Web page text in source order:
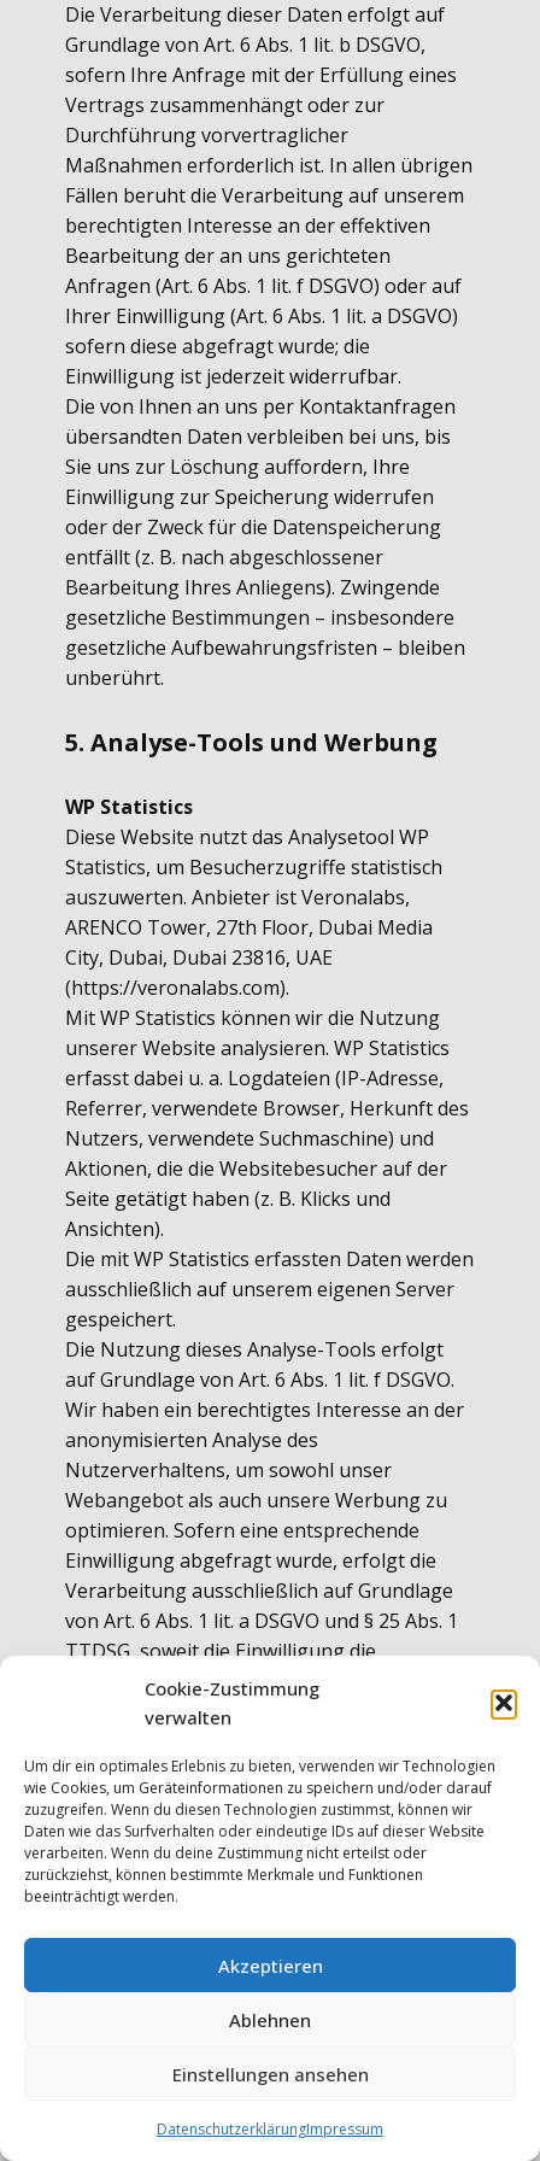
Cookie-Zustimmung
verwalten
Um dir ein optimales Erlebnis zu bieten, verwenden wir Technologien
wie Cookies, um Geräteinformationen zu speichern und/oder darauf
zuzugreifen. Wenn du diesen Technologien zustimmst, können wir
Daten wie das Surfverhalten oder eindeutige IDs auf dieser Website
verarbeiten. Wenn du deine Zustimmung nicht erteilst oder
zurückziehst, können bestimmte Merkmale und Funktionen
beeinträchtigt werden.
Akzeptieren
Ablehnen
Einstellungen ansehen
DatenschutzerklärungImpressum
Die Verarbeitung dieser Daten erfolgt auf
Grundlage von Art. 6 Abs. 1 lit. b DSGVO,
sofern Ihre Anfrage mit der Erfüllung eines
Vertrags zusammenhängt oder zur
Durchführung vorvertraglicher
Maßnahmen erforderlich ist. In allen übrigen
Fällen beruht die Verarbeitung auf unserem
berechtigten Interesse an der effektiven
Bearbeitung der an uns gerichteten
Anfragen (Art. 6 Abs. 1 lit. f DSGVO) oder auf
Ihrer Einwilligung (Art. 6 Abs. 1 lit. a DSGVO)
sofern diese abgefragt wurde; die
Einwilligung ist jederzeit widerrufbar.
Die von Ihnen an uns per Kontaktanfragen
übersandten Daten verbleiben bei uns, bis
Sie uns zur Löschung auffordern, Ihre
Einwilligung zur Speicherung widerrufen
oder der Zweck für die Datenspeicherung
entfällt (z. B. nach abgeschlossener
Bearbeitung Ihres Anliegens). Zwingende
gesetzliche Bestimmungen – insbesondere
gesetzliche Aufbewahrungsfristen – bleiben
unberührt.
5. Analyse-Tools und Werbung
WP Statistics
Diese Website nutzt das Analysetool WP
Statistics, um Besucherzugriffe statistisch
auszuwerten. Anbieter ist Veronalabs,
ARENCO Tower, 27th Floor, Dubai Media
City, Dubai, Dubai 23816, UAE
(https://veronalabs.com).
Mit WP Statistics können wir die Nutzung
unserer Website analysieren. WP Statistics
erfasst dabei u. a. Logdateien (IP-Adresse,
Referrer, verwendete Browser, Herkunft des
Nutzers, verwendete Suchmaschine) und
Aktionen, die die Websitebesucher auf der
Seite getätigt haben (z. B. Klicks und
Ansichten).
Die mit WP Statistics erfassten Daten werden
ausschließlich auf unserem eigenen Server
gespeichert.
Die Nutzung dieses Analyse-Tools erfolgt
auf Grundlage von Art. 6 Abs. 1 lit. f DSGVO.
Wir haben ein berechtigtes Interesse an der
anonymisierten Analyse des
Nutzerverhaltens, um sowohl unser
Webangebot als auch unsere Werbung zu
optimieren. Sofern eine entsprechende
Einwilligung abgefragt wurde, erfolgt die
Verarbeitung ausschließlich auf Grundlage
von Art. 6 Abs. 1 lit. a DSGVO und § 25 Abs. 1
TTDSG, soweit die Einwilligung die
Speicherung von Cookies oder den Zugriff
auf Informationen im Endgerät des
des TTDSG umfasst. Die Einwilligung ist
jederzeit widerrufbar.
6. Plugins und Tools
Diese Seite nutzt den Kartendienst Google
Maps. Anbieter ist die Google Ireland Limited
(„Google“), Gordon House, Barrow Street,
Zur Nutzung der Funktionen von Google
speichern. Diese Informationen werden in